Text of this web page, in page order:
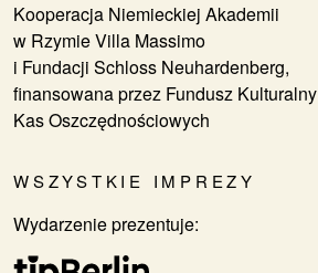
Kooperacja Niemieckiej Akademii
w Rzymie Villa Massimo
i Fundacji Schloss Neuhardenberg,
finansowana przez Fundusz Kulturalny
Kas Oszczędnościowych
WSZYSTKIE IMPREZY
Wydarzenie prezentuje: